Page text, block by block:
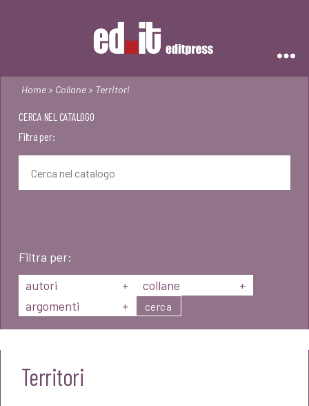
Home> Collane> Territori
CERCA NEL CATALOGO
Filtra per:
Filtra per:
autori
+ collane
+
argomenti
+ cerca
Territori